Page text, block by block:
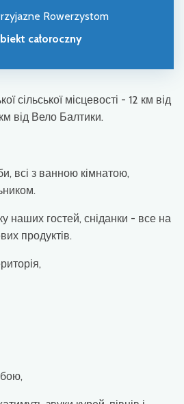
Rowerzystom
całoroczny
сільської місцевості - 12 км від
від Вело Балтики.
всі з ванною кімнатою,
наших гостей, сніданки - все на
продуктів.